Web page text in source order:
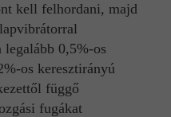
kell felhordani, majd
0,5%-os
os keresztirányú
függő
fugákat